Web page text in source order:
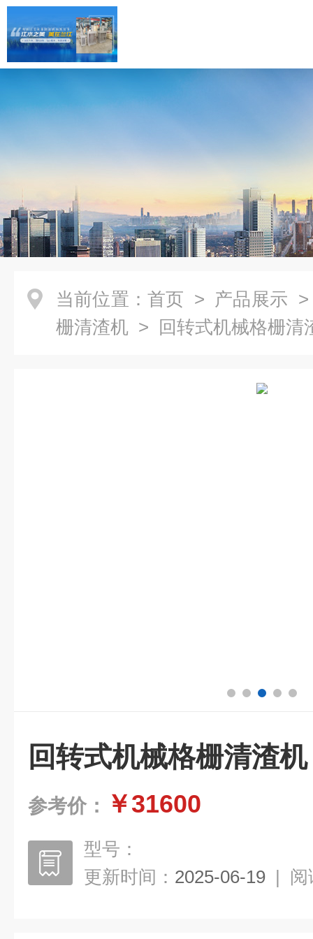
当前位置： 首页 > 产品展示
栅清渣机 > 回转式机械格栅清
回转式机械格栅清渣机
参考价： ￥31600
型号：
更新时间： 2025-06-19 | 阅